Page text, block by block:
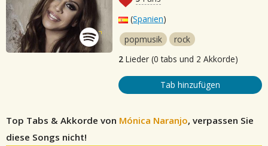
(Spanien)
popmusik
rock
2 Lieder (0 tabs und 2 Akkorde)
Tab hinzufügen
Top Tabs & Akkorde von Mónica Naranjo, verpassen Sie
diese Songs nicht!